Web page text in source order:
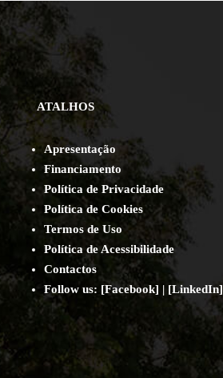
ATALHOS
Apresentação
Financiamento
Política de Privacidade
Política de Cookies
Termos de Uso
Política de Acessibilidade
Contactos
Follow us: [Facebook] | [LinkedIn]